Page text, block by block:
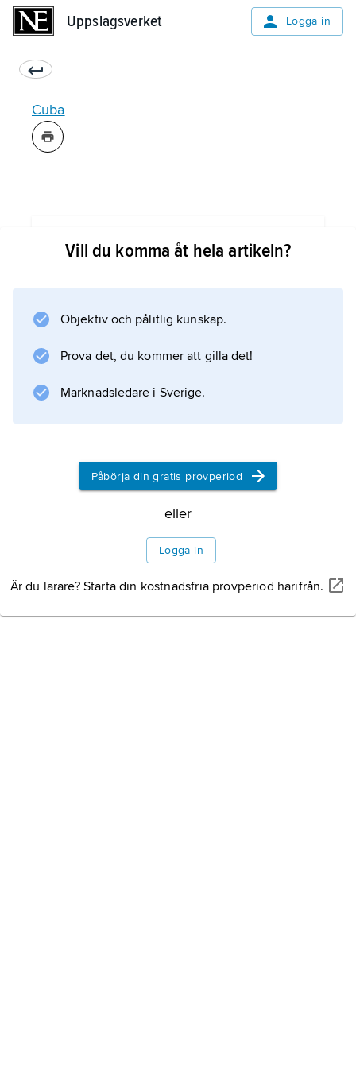
Uppslagsverket Logga in
Cuba
Vill du komma åt hela artikeln?
Objektiv och pålitlig kunskap.
Prova det, du kommer att gilla det!
Marknadsledare i Sverige.
Påbörja din gratis provperiod
eller
Logga in
Är du lärare? Starta din kostnadsfria provperiod härifrån.